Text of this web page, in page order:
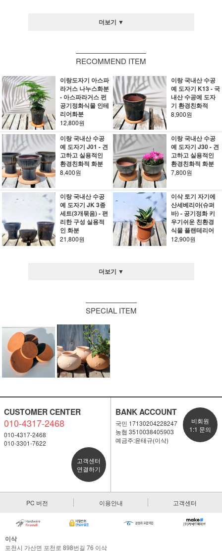
더보기 ▼
RECOMMEND ITEM
이랑도자기 아스파
라거스 나누스화분
- 아스파라거스 펀
공기정화식물 인테
리어화분
12,800원
이랑 국내산 수공
예 도자기 K13 - 국
내산 수공예 도자
기 환경친화적
8,900원
이랑 국내산 수공
예 도자기 J01 - 견
고하고 실용적인
환경친화적 화분
8,400원
이랑 국내산 수공
예 도자기 J30 - 견
고하고 실용적인
환경친화적 화분
7,800원
이랑 국내산 수공
예 도자기 JK 3종
세트(3개묶음) - 편
리한 구성 실용적
인 화분
21,800원
이삭 토기 자기에
산세베리아(슈퍼
바) - 공기정화 키
우기쉬운 친환경
식물 플랜테리어
12,900원
더보기 ▼
SPECIAL ITEM
CUSTOMER CENTER
010-4317-2468
010-4317-2468
010-3301-7622
고객센터
연결하기
BANK ACCOUNT
국민 17130204228247
농협 3510038405903
예금주:윤태규(이삭)
비회원
1:1 문의
PC 버전 이용안내 고객센터
이삭
포천시 가산면 포천로 898번길 76 이삭